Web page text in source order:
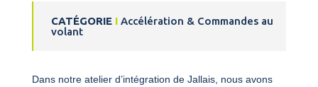
CATÉGORIE IAccélération & Commandes au
volant
Dans notre atelier d’intégration de Jallais, nous avons